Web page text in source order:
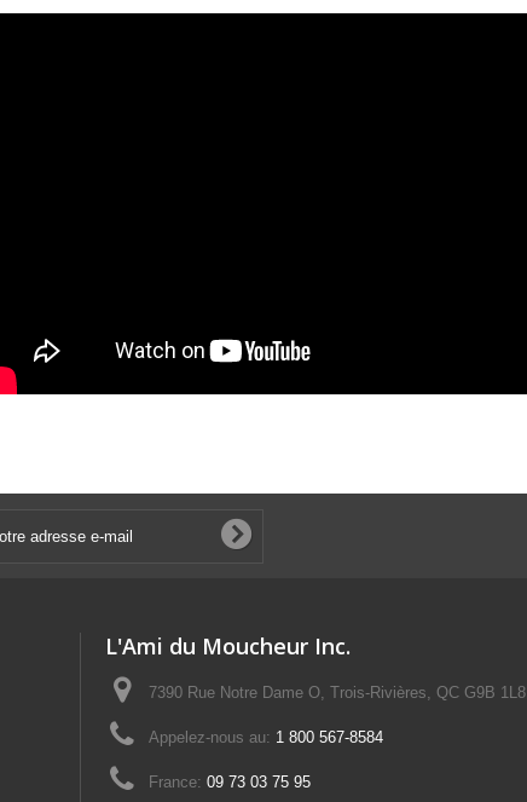
L'Ami du Moucheur Inc.
7390 Rue Notre Dame O, Trois-Rivières, QC G9B 1L8
Appelez-nous au: 1 800 567-8584
France: 09 73 03 75 95